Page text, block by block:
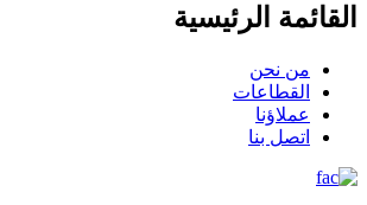
القائمة الرئيسية
من نحن
القطاعات
عملاؤنا
اتصل بنا